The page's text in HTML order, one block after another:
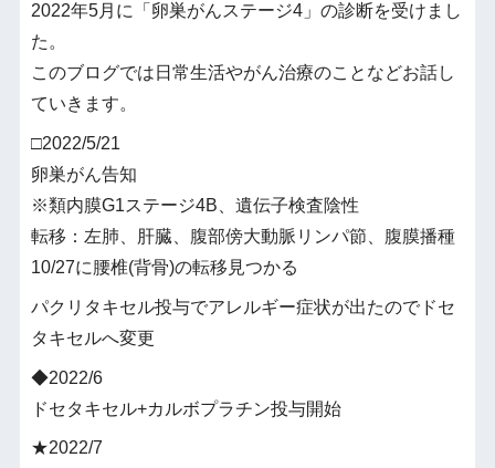
2022年5月に「卵巣がんステージ4」の診断を受けまし
た。
このブログでは日常生活やがん治療のことなどお話し
ていきます。
□2022/5/21
卵巣がん告知
※類内膜G1ステージ4B、遺伝子検査陰性
転移：左肺、肝臓、腹部傍大動脈リンパ節、腹膜播種
10/27に腰椎(背骨)の転移見つかる
パクリタキセル投与でアレルギー症状が出たのでドセ
タキセルへ変更
◆2022/6
ドセタキセル+カルボプラチン投与開始
★2022/7